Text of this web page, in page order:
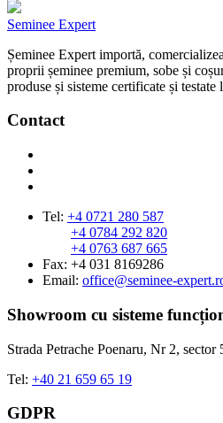
Seminee Expert
Șeminee Expert importă,
proprii șeminee premium, sobe și
produse și sisteme certificate și testate
Contact
Tel: +4 0721 280 587
+4 0784 292 820
+4 0763 687 665
Fax: +4 031 8169286
Email: office@seminee-
Showroom cu sisteme
Strada Petrache Poenaru, Nr 2, sector
Tel: +40 21 659 65 19
GDPR